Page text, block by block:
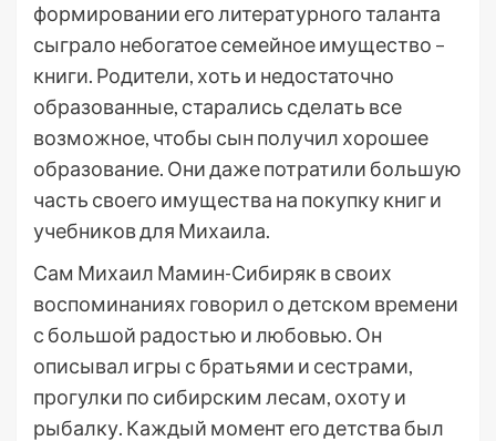
формировании его литературного таланта
сыграло небогатое семейное имущество –
книги. Родители, хоть и недостаточно
образованные, старались сделать все
возможное, чтобы сын получил хорошее
образование. Они даже потратили большую
часть своего имущества на покупку книг и
учебников для Михаила.
Сам Михаил Мамин-Сибиряк в своих
воспоминаниях говорил о детском времени
с большой радостью и любовью. Он
описывал игры с братьями и сестрами,
прогулки по сибирским лесам, охоту и
рыбалку. Каждый момент его детства был